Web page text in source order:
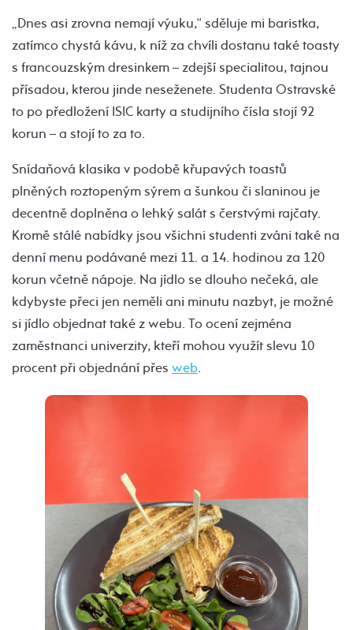
„Dnes asi zrovna nemají výuku,“ sděluje mi baristka,
zatímco chystá kávu, k níž za chvíli dostanu také toasty
s francouzským dresinkem – zdejší specialitou, tajnou
přísadou, kterou jinde neseženete. Studenta Ostravské
to po předložení ISIC karty a studijního čísla stojí 92
korun – a stojí to za to.
Snídaňová klasika v podobě křupavých toastů
plněných roztopeným sýrem a šunkou či slaninou je
decentně doplněna o lehký salát s čerstvými rajčaty.
Kromě stálé nabídky jsou všichni studenti zváni také na
denní menu podávané mezi 11. a 14. hodinou za 120
korun včetně nápoje. Na jídlo se dlouho nečeká, ale
kdybyste přeci jen neměli ani minutu nazbyt, je možné
si jídlo objednat také z webu. To ocení zejména
zaměstnanci univerzity, kteří mohou využít slevu 10
procent při objednání přes web.